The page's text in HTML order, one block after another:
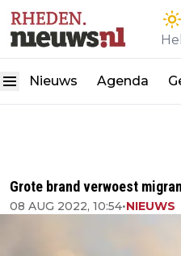
Nieuws Agenda
Grote brand verwoest
08 AUG 2022, 10:54•NIEUWS